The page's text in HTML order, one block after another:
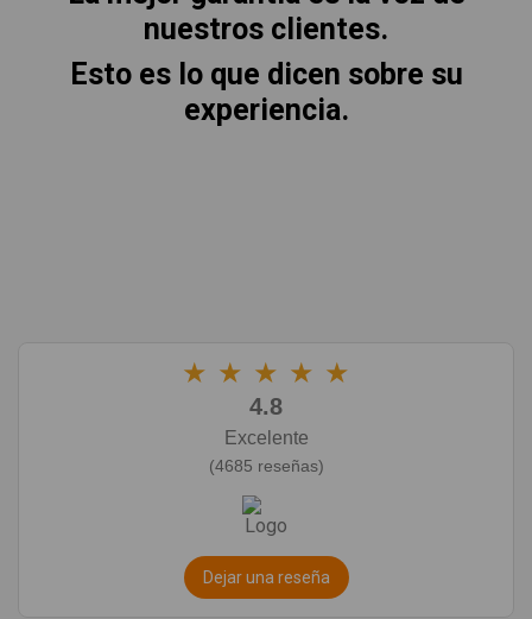
nuestros clientes.
Esto es lo que dicen sobre su
experiencia.
★ ★ ★ ★ ★
4.8
Excelente
(4685 reseñas)
Dejar una reseña